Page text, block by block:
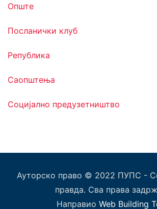
Опште
Посланички клуб
Република
Саопштења
Социјално предузетништво
Ауторско право © 2022 ПУПС -
правда. Сва права
Направио Web Building